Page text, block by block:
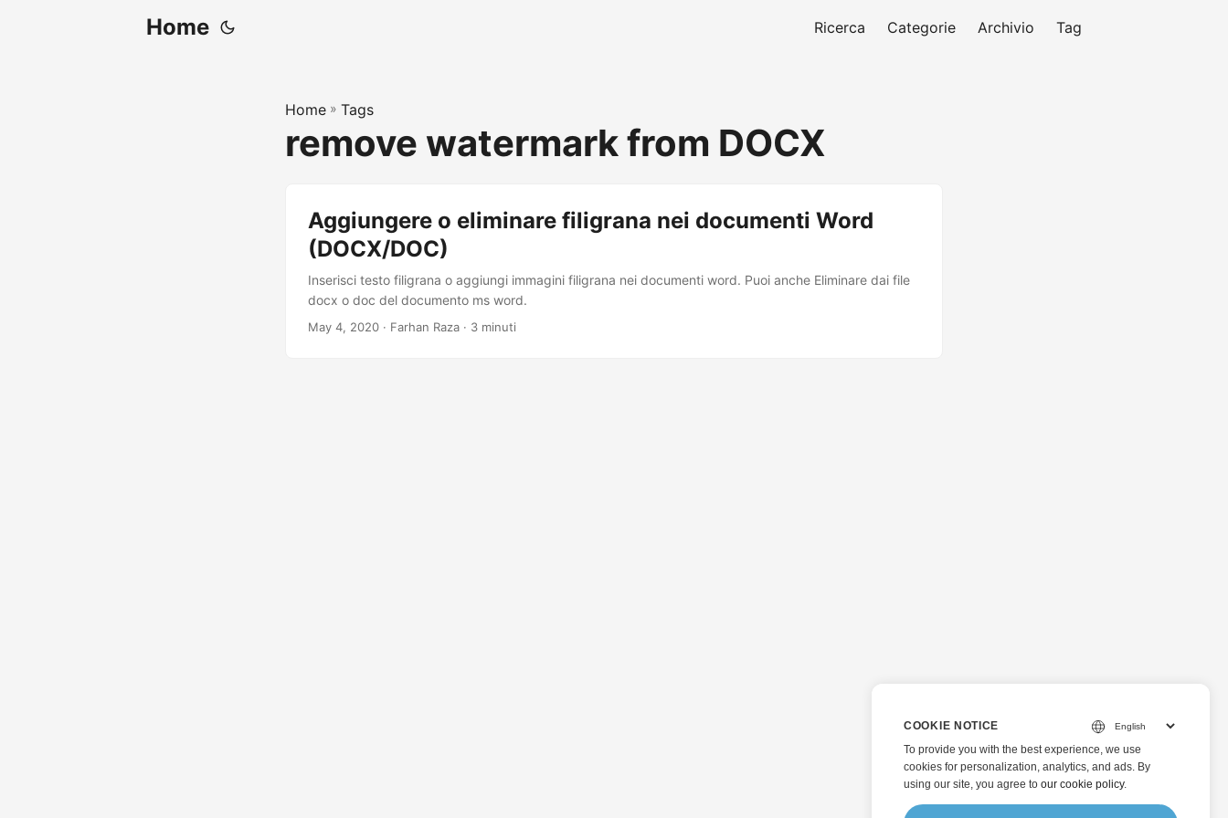
Home Ricerca Categorie Archivio Tag
Home » Tags
remove watermark from DOCX
Aggiungere o eliminare filigrana nei documenti Word
(DOCX/DOC)
Inserisci testo filigrana o aggiungi immagini filigrana nei documenti word. Puoi anche Eliminare dai file
docx o doc del documento ms word.
May 4, 2020 · Farhan Raza · 3 minuti
COOKIE NOTICE
To provide you with the best experience, we use
cookies for personalization, analytics, and ads. By
using our site, you agree to our cookie policy.